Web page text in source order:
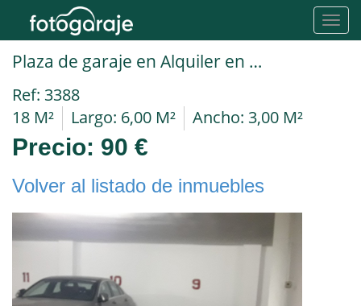
Plaza de garaje en Alquiler en Melilla en Marqués de los Vélez 22. Edificio Bahia.Paseo Marítimo
Ref: 3388
18 M²
Largo: 6,00 M² Ancho: 3,00 M²
Precio: 90 €
Volver al listado de inmuebles